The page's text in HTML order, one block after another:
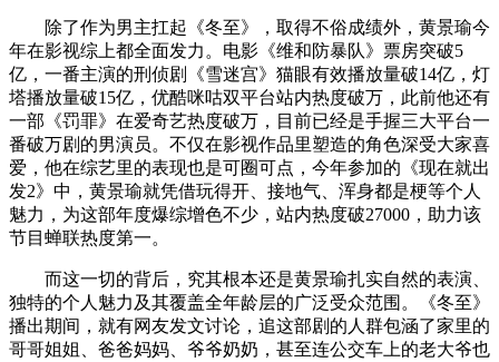
除了作为男主扛起《冬至》，取得不俗成绩外，黄景瑜今
年在影视综上都全面发力。电影《维和防暴队》票房突破5
亿，一番主演的刑侦剧《雪迷宫》猫眼有效播放量破14亿，灯
塔播放量破15亿，优酷咪咕双平台站内热度破万，此前他还有
一部《罚罪》在爱奇艺热度破万，目前已经是手握三大平台一
番破万剧的男演员。不仅在影视作品里塑造的角色深受大家喜
爱，他在综艺里的表现也是可圈可点，今年参加的《现在就出
发2》中，黄景瑜就凭借玩得开、接地气、浑身都是梗等个人
魅力，为这部年度爆综增色不少，站内热度破27000，助力该
节目蝉联热度第一。
而这一切的背后，究其根本还是黄景瑜扎实自然的表演、
独特的个人魅力及其覆盖全年龄层的广泛受众范围。《冬至》
播出期间，就有网友发文讨论，追这部剧的人群包涵了家里的
哥哥姐姐、爸爸妈妈、爷爷奶奶，甚至连公交车上的老大爷也